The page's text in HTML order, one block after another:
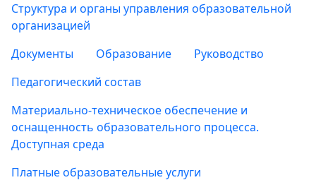
Структура и органы управления образовательной
организацией
Документы
Образование
Руководство
Педагогический состав
Материально-техническое обеспечение и
оснащенность образовательного процесса.
Доступная среда
Платные образовательные услуги